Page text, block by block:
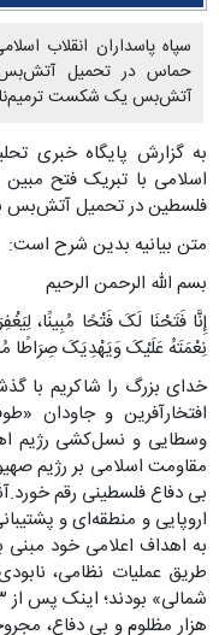
سپاه پاسداران انقلاب
حماس در تحمیل آتش‌بس
آتش‌بس یک شکست
به گزارش پایگاه خبری
اسلامی با تبریک فتح
فلسطین در تحمیل آتش‌بس به
متن بیانیه بدین شرح است:
بسم الله الرحمن الرحیم
إِنَّا فَتَحْنَا لَکَ فَتْحًا مُبِینًا،
نِعْمَتَهُ عَلَیْکَ وَیَهْدِیَکَ صِرَاطًا
افتخارآفرین و جاودان
وسطایی و نسل‌کشی رژیم
مقاومت اسلامی بر رژیم
بی دفاع فلسطینی رقم
اروپایی و منطقه‌ای و
به اهداف اعلامی خود مبنی
طریق عملیات نظامی،
هزار مظلوم و بی دفاع،